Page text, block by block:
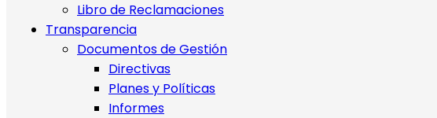
Libro de Reclamaciones
Transparencia
Documentos de Gestión
Directivas
Planes y Políticas
Informes